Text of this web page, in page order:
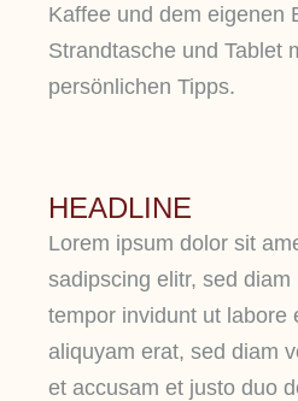
Kaffee und dem eigenen
Strandtasche und Tablet
persönlichen Tipps.
HEADLINE
Lorem ipsum dolor sit
sadipscing elitr, sed diam
tempor invidunt ut labore
aliquyam erat, sed diam
et accusam et justo duo